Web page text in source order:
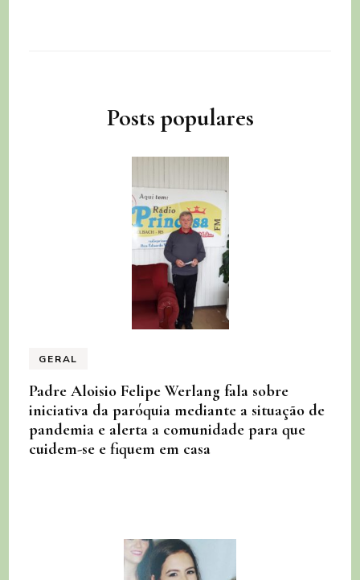
Posts populares
GERAL
Padre Aloisio Felipe Werlang fala sobre
iniciativa da paróquia mediante a situação de
pandemia e alerta a comunidade para que
cuidem-se e fiquem em casa